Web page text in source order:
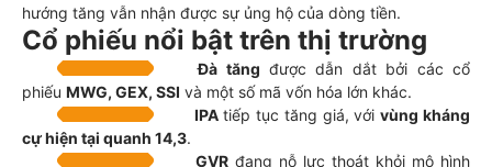
hướng tăng vẫn nhận được sự ủng hộ của dòng tiền.
Cổ phiếu nổi bật trên thị trường
Đà tăng được dẫn dắt bởi các cổ
phiếu MWG, GEX, SSI và một số mã vốn hóa lớn khác.
IPAtiếp tục tăng giá, vớivùng kháng
cự hiện tại quanh 14,3.
GVRđang nỗ lực thoát khỏi mô hình